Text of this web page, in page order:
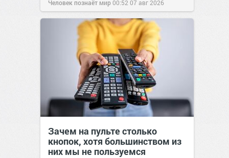
Человек познаёт мир00:52 07 авг 2026
Зачем на пульте столько
кнопок, хотя большинством из
них мы не пользуемся